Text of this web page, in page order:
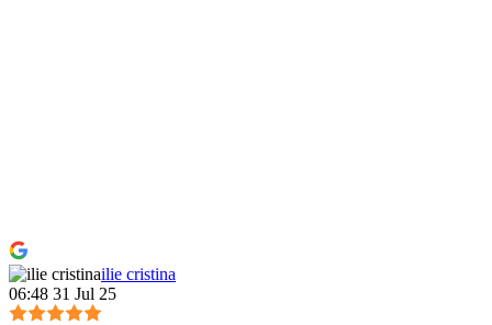
ilie cristina
06:48 31 Jul 25